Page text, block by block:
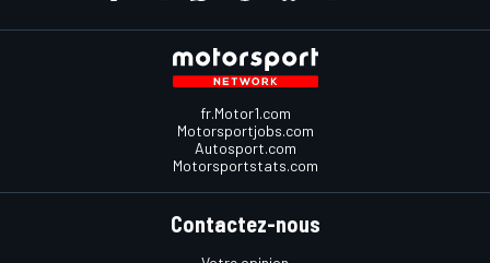
fr.Motor1.com
Motorsportjobs.com
Autosport.com
Motorsportstats.com
Contactez-nous